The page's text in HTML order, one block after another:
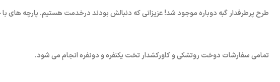
طرح پرطرفدار گبه دوباره موجود شد! عزیزانی که دنبالش بودند درخدمت هستیم. پارچه
تمامی سفارشات دوخت روتشکی و کاورکشدار تخت یکنفره و دونفره انجام می شود.